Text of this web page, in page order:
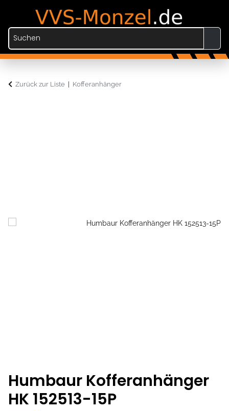
Zurück zur Liste Kofferanhänger
Humbaur Kofferanhänger
HK 152513-15P